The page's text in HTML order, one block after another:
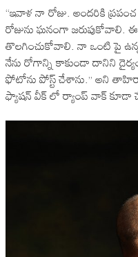
“ఇవాళ నా రోజు. అందరికి
రోజును ఘనంగా జరుపుకోవాలి.
తొలగించుకోవాలి. నా ఒంటి పై
నేను రోగాన్ని కాకుండా దానిని
ఫోటోను పోస్ట్ చేశాను.” అని
ఫ్యాషన్ వీక్ లో ర్యాంప్ వాక్ కూడా